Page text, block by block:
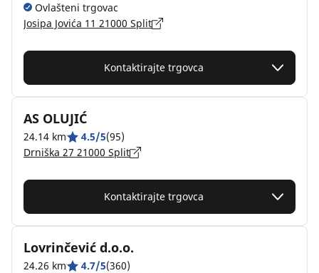
Ovlašteni trgovac
Josipa Jovića 11 21000 Split
Kontaktirajte trgovca
AS OLUJIĆ
24.14 km 4.5/5(95)
Drniška 27 21000 Split
Kontaktirajte trgovca
Lovrinčević d.o.o.
24.26 km 4.7/5(360)